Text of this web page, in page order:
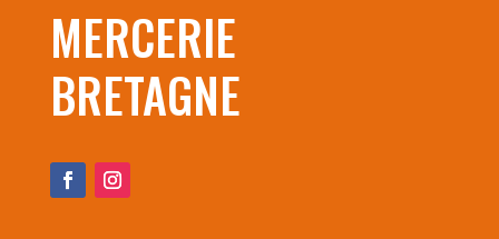
MERCERIE
BRETAGNE